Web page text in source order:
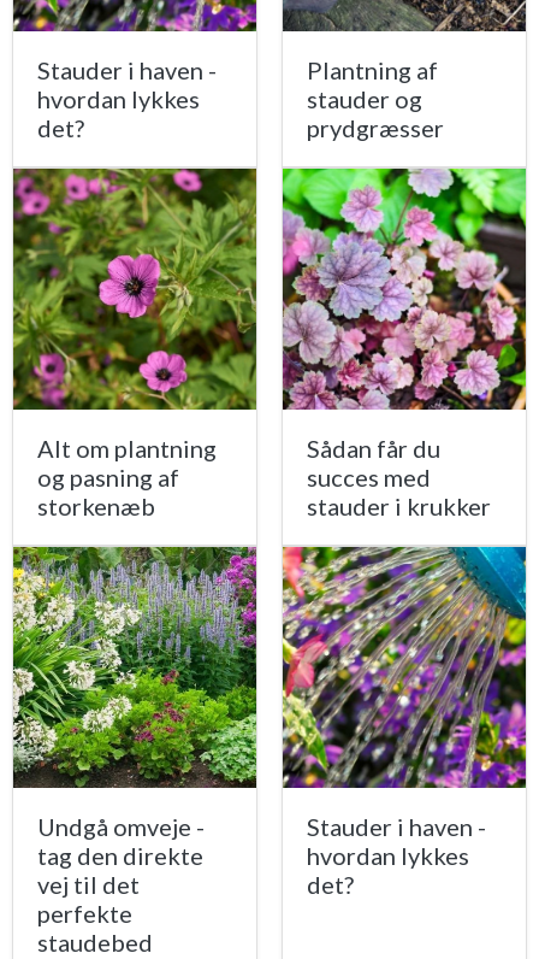
Stauder i haven -
hvordan lykkes
det?
Plantning af
stauder og
prydgræsser
Alt om plantning
og pasning af
storkenæb
Sådan får du
succes med
stauder i krukker
Undgå omveje -
tag den direkte
vej til det
perfekte
staudebed
Stauder i haven -
hvordan lykkes
det?